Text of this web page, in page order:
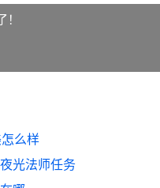
么样
光法师任务